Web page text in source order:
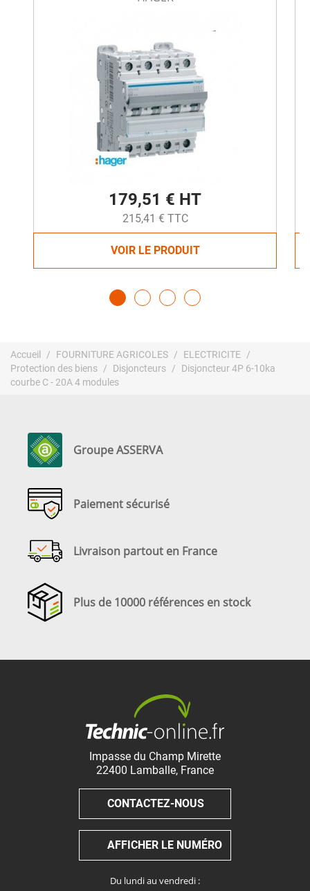
179,51 € HT
215,41 € TTC
VOIR LE PRODUIT
Accueil FOURNITURE AGRICOLES
ELECTRICITE
Protection des biens
Disjoncteurs
Disjoncteur 4P 6-10ka
courbe C - 20A 4 modules
Groupe ASSERVA
Paiement sécurisé
Livraison partout en France
Plus de 10000 références en stock
Impasse du Champ Mirette
22400 Lamballe, France
CONTACTEZ-NOUS
AFFICHER LE NUMÉRO
Du lundi au vendredi :